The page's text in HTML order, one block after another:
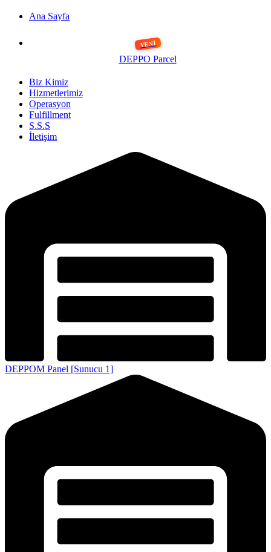
Ana Sayfa
DEPPO Parcel
Biz Kimiz
Hizmetlerimiz
Operasyon
Fulfillment
S.S.S
İletişim
DEPPOM Panel [Sunucu 1]